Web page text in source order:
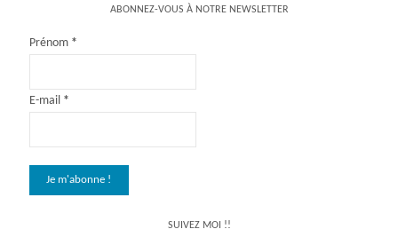
ABONNEZ-VOUS À NOTRE NEWSLETTER
Prénom *
E-mail *
SUIVEZ MOI !!